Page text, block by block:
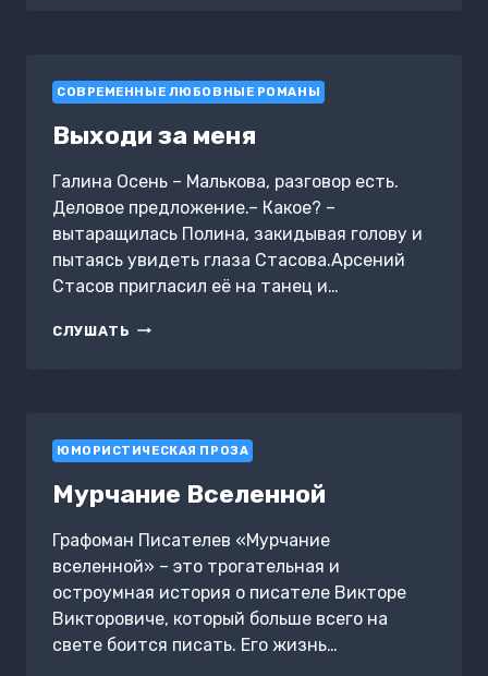
СОВРЕМЕННЫЕ ЛЮБОВНЫЕ РОМАНЫ
Выходи за меня
Галина Осень – Малькова, разговор есть.
Деловое предложение.– Какое? –
вытаращилась Полина, закидывая голову и
пытаясь увидеть глаза Стасова.Арсений
Стасов пригласил её на танец и…
СЛУШАТЬ ВЫХОДИ
ЮМОРИСТИЧЕСКАЯ ПРОЗА
Мурчание Вселенной
Графоман Писателев «Мурчание
вселенной» – это трогательная и
остроумная история о писателе Викторе
Викторовиче, который больше всего на
свете боится писать. Его жизнь…